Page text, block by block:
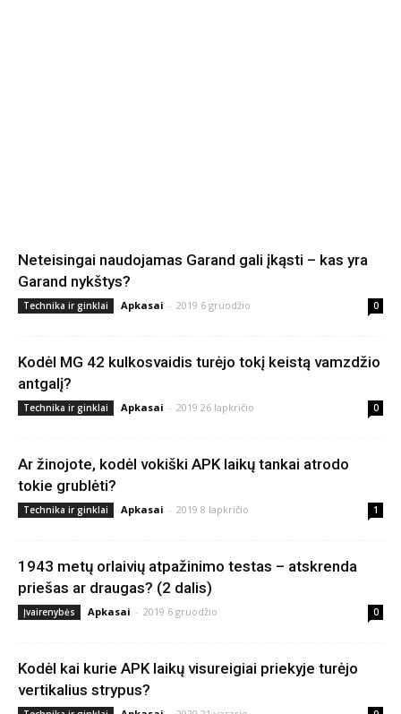
Neteisingai naudojamas Garand gali įkąsti – kas yra
Garand nykštys?
Technika ir ginklai Apkasai - 2019 6 gruodžio 0
Kodėl MG 42 kulkosvaidis turėjo tokį keistą vamzdžio
antgalį?
Technika ir ginklai Apkasai - 2019 26 lapkričio 0
Ar žinojote, kodėl vokiški APK laikų tankai atrodo
tokie grublėti?
Technika ir ginklai Apkasai - 2019 8 lapkričio 1
1943 metų orlaivių atpažinimo testas – atskrenda
priešas ar draugas? (2 dalis)
Įvairenybės Apkasai - 2019 6 gruodžio 0
Kodėl kai kurie APK laikų visureigiai priekyje turėjo
vertikalius strypus?